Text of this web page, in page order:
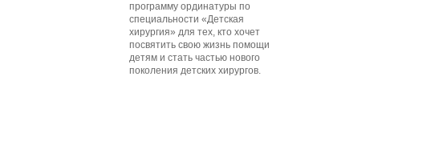
программу ординатуры по
специальности «Детская
хирургия» для тех, кто хочет
посвятить свою жизнь помощи
детям и стать частью нового
поколения детских хирургов.